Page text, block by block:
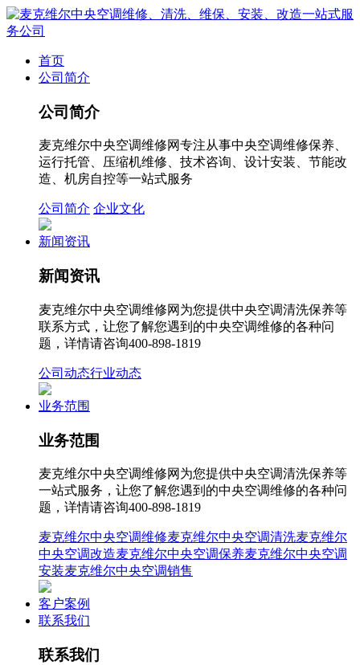
首页
公司简介
公司简介
麦克维尔中央空调维修网专注从事中央空调维修保养、
运行托管、压缩机维修、技术咨询、设计安装、节能改
造、机房自控等一站式服务
公司简介 企业文化
新闻资讯
新闻资讯
麦克维尔中央空调维修网为您提供中央空调清洗保养等
联系方式，让您了解您遇到的中央空调维修的各种问
题，详情请咨询400-898-1819
公司动态行业动态
业务范围
业务范围
麦克维尔中央空调维修网为您提供中央空调清洗保养等
一站式服务，让您了解您遇到的中央空调维修的各种问
题，详情请咨询400-898-1819
麦克维尔中央空调维修麦克维尔中央空调清洗麦克维尔
中央空调改造麦克维尔中央空调保养麦克维尔中央空调
安装麦克维尔中央空调销售
客户案例
联系我们
联系我们